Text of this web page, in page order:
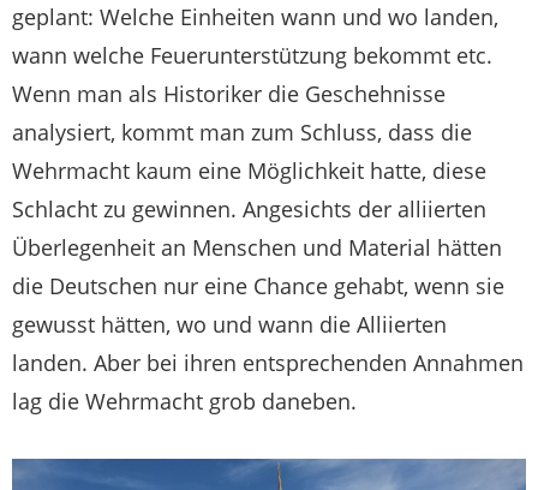
geplant: Welche Einheiten wann und wo landen,
wann welche Feuer­unterstützung bekommt etc.
Wenn man als Historiker die Geschehnisse
analysiert, kommt man zum Schluss, dass die
Wehrmacht kaum eine Möglichkeit hatte, diese
Schlacht zu gewinnen. Angesichts der alliierten
Überlegenheit an Menschen und Material hätten
die Deutschen nur eine Chance gehabt, wenn sie
gewusst hätten, wo und wann die Alliierten
landen. Aber bei ihren entsprechenden Annahmen
lag die Wehrmacht grob daneben.